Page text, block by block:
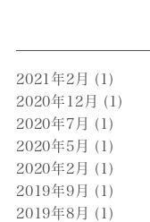
2021年2月 (1)
2020年12月 (1)
2020年7月 (1)
2020年5月 (1)
2020年2月 (1)
2019年9月 (1)
2019年8月 (1)